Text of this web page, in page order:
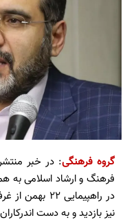
گروه فرهنگی: در خبر
فرهنگ و ارشاد اسلامی
در
نیز بازدید و به دست